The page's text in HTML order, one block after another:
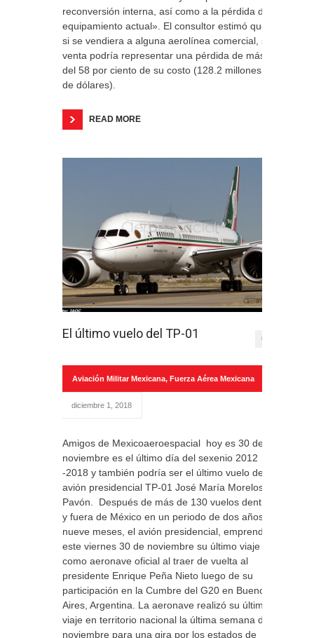
reconversión interna, así como a la pérdida del
equipamiento actual». El consultor estimó que,
si se vendiera a alguna aerolínea comercial, su
venta podría representar una pérdida de más
del 58 por ciento de su costo (128.2 millones
de dólares).
READ MORE
El último vuelo del TP-01 0
Aviación Militar Mexicana, Fuerza Aérea Mexicana
diciembre 1, 2018
Amigos de Mexicoaeroespacial hoy es 30 de
noviembre es el último día del sexenio 2012
-2018 y también podría ser el último vuelo del
avión presidencial TP-01 José María Morelos y
Pavón. Después de más de 130 vuelos dentro
y fuera de México en un periodo de dos años y
nueve meses, el avión presidencial, emprendió
este viernes 30 de noviembre su último viaje
como aeronave oficial al traer de vuelta al
presidente Enrique Peña Nieto luego de su
participación en la Cumbre del G20 en Buenos
Aires, Argentina. La aeronave realizó su último
viaje en territorio nacional la última semana de
noviembre para una gira por los estados de